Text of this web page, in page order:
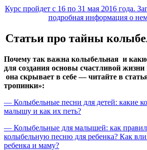
Курс пройдет с 16 по 31 мая 2016 года.
подробная информация о нем
Статьи про тайны
Почему так важна колыбельная и
для создания основы счастливой жизни
она скрывает в себе — читайте в
тропинки»:
— Колыбельные песни для детей: какие
малышу и как их петь?
— Колыбельные для малышей: как
колыбельную песню для ребенка? Как
ребенка и маму?